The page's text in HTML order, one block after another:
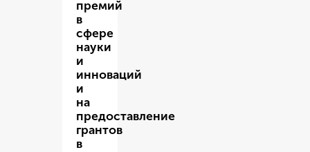
премий
в
сфере
науки
и
инноваций
и
на
предоставление
грантов
в